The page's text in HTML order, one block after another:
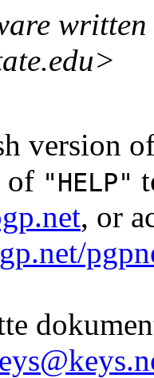
version
of "HELP"
, or